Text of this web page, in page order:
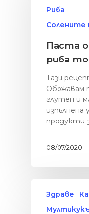
Риба
Паста
риба
Тази
Обожавам
глутен и
изпълнена
продукти
08/07/2020
Здраве